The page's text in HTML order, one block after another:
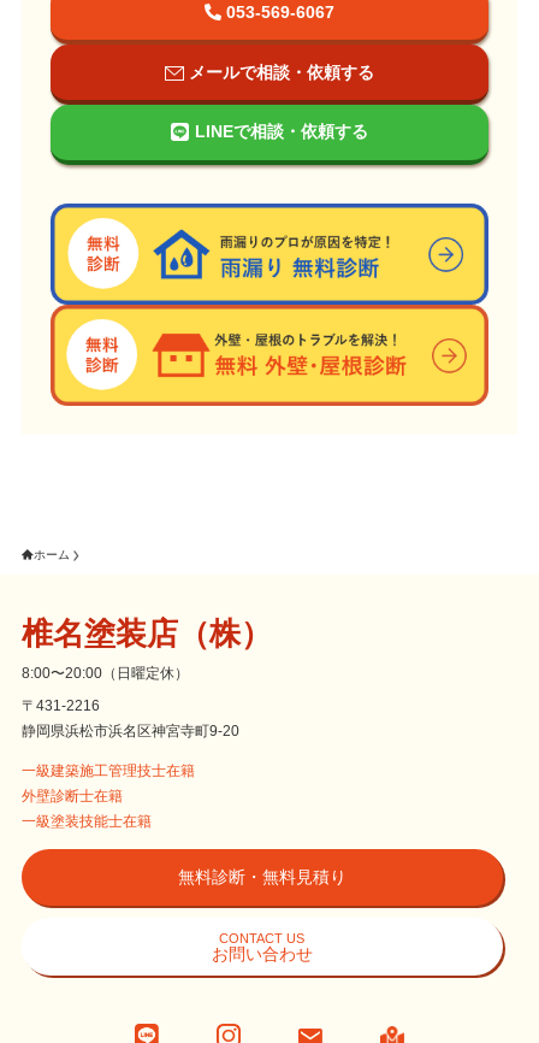
053-569-6067
メールで相談・依頼する
LINEで相談・依頼する
ホーム
椎名塗装店（株）
8:00〜20:00（日曜定休）
〒431-2216
静岡県浜松市浜名区神宮寺町9-20
一級建築施工管理技士在籍
外壁診断士在籍
一級塗装技能士在籍
無料診断・無料見積り
CONTACT US
お問い合わせ